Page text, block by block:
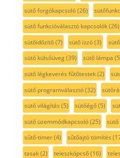
sütő forgókapcsoló(26)
sütő funkcióválasztó kapcsolók(26)
sütőidőzítő(7) sütő izzó(3)
sütő külsőüveg(39) sütő lámpa
sütő légkeverés fűtőtestek(2)
sütő programválasztó(32)
sütő világítás (5) sütőégő(5)
sütő üzemmódkapcsoló(25)
sűtő-timer(4) sűtőajtó tömítés
tasak(2) teleszkópcső(16)